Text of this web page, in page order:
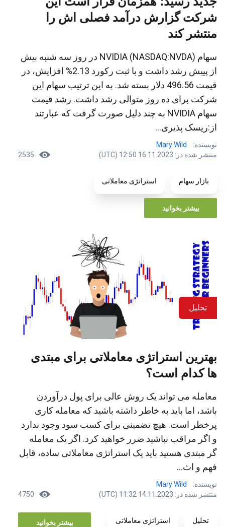
شرکت گزارش درآمد فصلی اش را
منتشر کند
سهام NVIDIA (NASDAQ:NVDA) در روز سه شنبه بیش
از پییش رشد داشت و با ثبت رکورد 2.13% افزایش، در
قیمت 496.56 دلار بسته شد. به این ترتیب سهام این
شرکت برای ده روز متوالی رشد داشت. رشد قیمت
سهام NVIDIA به چند دلیل صورت گرفت که عبارتند
از:ریسک پذیری...
نویسنده:
Mary Wild
منتشر شده در: 16.11.2023 12:50 (UTC)
2535
بازار سهام استراتژی معاملاتی
بیشتر بخوانید
تحلیل
بهترین استراتژی معاملاتی برای مبتدی
ها کدام است؟
معامله می تواند یک روش عالی برای پول درآوردن
باشد، اما باید به خاطر داشته باشید که معامله کاری
پرخطر است. هیچ تضمینی برای کسب سود وجود ندارد
و اگر مراقب نباشید ضرر خواهید کرد. اگر یک معامله
گر مبتدی هستید باید یک استراتژی معاملاتی ساده، قابل
فهم و اث...
نویسنده:
Mary Wild
منتشر شده در: 14.11.2023 11:32 (UTC)
4750
تحلیل استراتژی معاملاتی بیشتر بخوانید